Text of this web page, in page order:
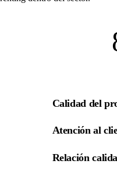
Calidad del
Atención al
Relación